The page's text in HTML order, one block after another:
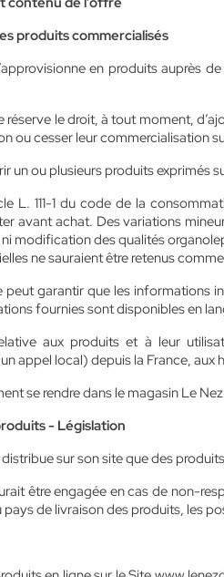
produits commercialisés
en produits auprès
réserve le droit, à tout moment,
ou cesser leur commercialisation
un ou plusieurs produits exprimés
L. 111-1 du code de la
avant achat. Des variations
modification des qualités
ne sauraient être retenus
peut garantir que les informations
fournies sont disponibles en
aux produits et à leur
appel local) depuis la France,
se rendre dans le magasin Le
- Législation
distribue sur son site que des
être engagée en cas de non-
de livraison des produits, les